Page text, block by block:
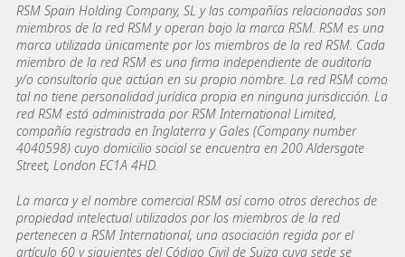
RSM Spain Holding Company, SL y las compañías relacionadas son
miembros de la red RSM y operan bajo la marca RSM. RSM es una
marca utilizada únicamente por los miembros de la red RSM. Cada
miembro de la red RSM es una firma independiente de auditoría
y/o consultoría que actúan en su propio nombre. La red RSM como
tal no tiene personalidad jurídica propia en ninguna jurisdicción. La
red RSM está administrada por RSM International Limited,
compañía registrada en Inglaterra y Gales (Company number
4040598) cuyo domicilio social se encuentra en 200 Aldersgate
Street, London EC1A 4HD.
La marca y el nombre comercial RSM así como otros derechos de
propiedad intelectual utilizados por los miembros de la red
pertenecen a RSM International, una asociación regida por el
artículo 60 y siguientes del Código Civil de Suiza cuya sede se